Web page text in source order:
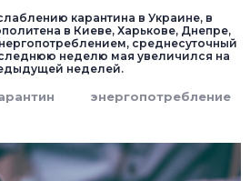
карантина в Украине, в
в Киеве, Харькове, Днепре,
среднесуточный
неделю мая увеличился на
неделей.
энергопотребление